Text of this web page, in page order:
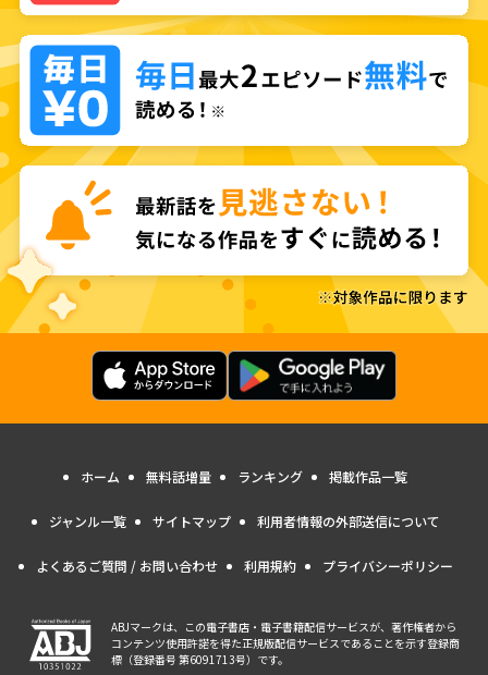
ホーム 無料話増量 ランキング 掲載作品一覧
ジャンル一覧 サイトマップ 利用者情報の外部送信について
よくあるご質問 / お問い合わせ 利用規約 プライバシーポリシー
ABJマークは、この電子書店・電子書籍配信サービスが、著作権者から
コンテンツ使用許諾を得た正規版配信サービスであることを示す登録商
標（登録番号 第6091713号）です。